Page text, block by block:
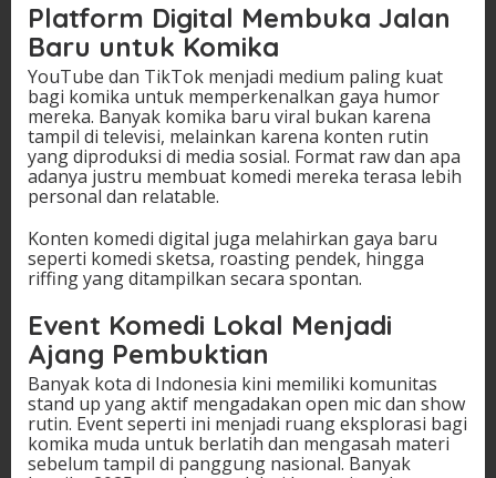
Platform Digital Membuka Jalan
Baru untuk Komika
YouTube dan TikTok menjadi medium paling kuat
bagi komika untuk memperkenalkan gaya humor
mereka. Banyak komika baru viral bukan karena
tampil di televisi, melainkan karena konten rutin
yang diproduksi di media sosial. Format raw dan apa
adanya justru membuat komedi mereka terasa lebih
personal dan relatable.
Konten komedi digital juga melahirkan gaya baru
seperti komedi sketsa, roasting pendek, hingga
riffing yang ditampilkan secara spontan.
Event Komedi Lokal Menjadi
Ajang Pembuktian
Banyak kota di Indonesia kini memiliki komunitas
stand up yang aktif mengadakan open mic dan show
rutin. Event seperti ini menjadi ruang eksplorasi bagi
komika muda untuk berlatih dan mengasah materi
sebelum tampil di panggung nasional. Banyak